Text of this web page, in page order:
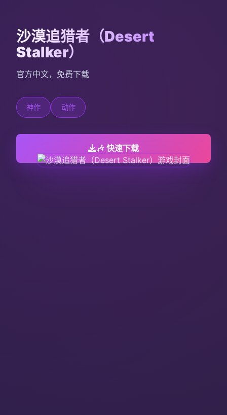
沙漠追猎者（Desert
Stalker）
官方中文，免费下载
神作 动作
🎶 快速下载